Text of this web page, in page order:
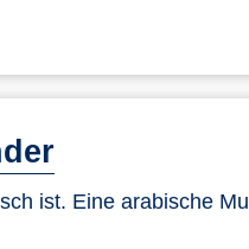
ist. Eine arabische